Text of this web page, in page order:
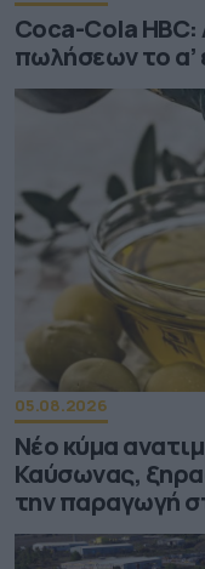
Coca-Cola HBC:
πωλήσεων το α’
05.08.2026
Νέο κύμα
Καύσωνας,
την παραγωγή